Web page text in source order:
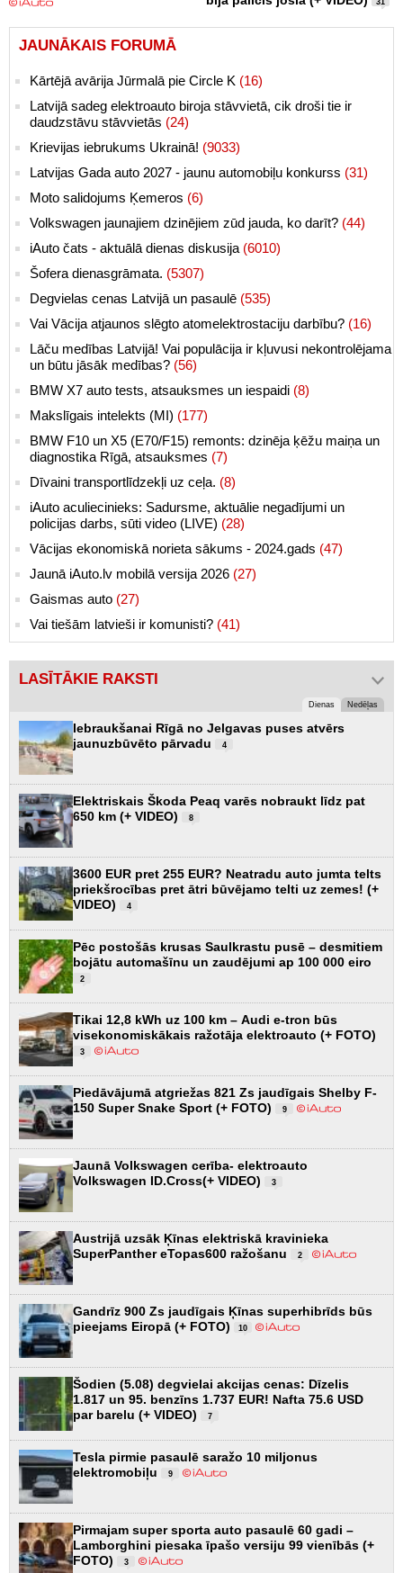
JAUNĀKAIS FORUMĀ
Kārtējā avārija Jūrmalā pie Circle K (16)
Latvijā sadeg elektroauto biroja stāvvietā, cik droši tie ir
daudzstāvu stāvvietās (24)
Krievijas iebrukums Ukrainā! (9033)
Latvijas Gada auto 2027 - jaunu automobiļu konkurss (31)
Moto salidojums Ķemeros (6)
Volkswagen jaunajiem dzinējiem zūd jauda, ko darīt? (44)
iAuto čats - aktuālā dienas diskusija (6010)
Šofera dienasgrāmata. (5307)
Degvielas cenas Latvijā un pasaulē (535)
Vai Vācija atjaunos slēgto atomelektrostaciju darbību? (16)
Lāču medības Latvijā! Vai populācija ir kļuvusi nekontrolējama
un būtu jāsāk medības? (56)
BMW X7 auto tests, atsauksmes un iespaidi (8)
Makslīgais intelekts (MI) (177)
BMW F10 un X5 (E70/F15) remonts: dzinēja ķēžu maiņa un
diagnostika Rīgā, atsauksmes (7)
Dīvaini transportlīdzekļi uz ceļa. (8)
iAuto aculiecinieks: Sadursme, aktuālie negadījumi un
policijas darbs, sūti video (LIVE) (28)
Vācijas ekonomiskā norieta sākums - 2024.gads (47)
Jaunā iAuto.lv mobilā versija 2026 (27)
Gaismas auto (27)
Vai tiešām latvieši ir komunisti? (41)
LASĪTĀKIE RAKSTI
Dienas Nedēļas
Iebraukšanai Rīgā no Jelgavas puses atvērs
jaunuzbūvēto pārvadu
4
Elektriskais Škoda Peaq varēs nobraukt līdz pat
650 km (+ VIDEO)
8
3600 EUR pret 255 EUR? Neatradu auto jumta telts
priekšrocības pret ātri būvējamo telti uz zemes! (+
VIDEO)
4
Pēc postošās krusas Saulkrastu pusē – desmitiem
bojātu automašīnu un zaudējumi ap 100 000 eiro
2
Tikai 12,8 kWh uz 100 km – Audi e-tron būs
visekonomiskākais ražotāja elektroauto (+ FOTO)
3
Piedāvājumā atgriežas 821 Zs jaudīgais Shelby F-
150 Super Snake Sport (+ FOTO)
9
Jaunā Volkswagen cerība- elektroauto
Volkswagen ID.Cross(+ VIDEO)
3
Austrijā uzsāk Ķīnas elektriskā kravinieka
SuperPanther eTopas600 ražošanu
2
Gandrīz 900 Zs jaudīgais Ķīnas superhibrīds būs
pieejams Eiropā (+ FOTO)
10
Šodien (5.08) degvielai akcijas cenas: Dīzelis
1.817 un 95. benzīns 1.737 EUR! Nafta 75.6 USD
par barelu (+ VIDEO)
7
Tesla pirmie pasaulē saražo 10 miljonus
elektromobiļu
9
Pirmajam super sporta auto pasaulē 60 gadi –
Lamborghini piesaka īpašo versiju 99 vienībās (+
FOTO)
3